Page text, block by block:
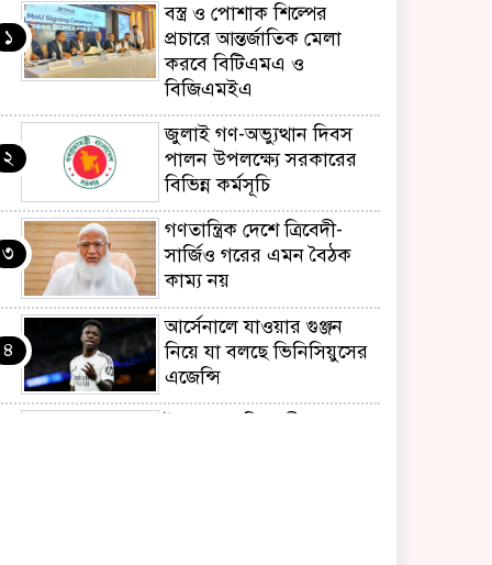
১
বস্ত্র ও পোশাক শিল্পের
প্রচারে আন্তর্জাতিক মেলা
করবে বিটিএমএ ও
বিজিএমইএ
২
জুলাই গণ-অভ্যুত্থান দিবস
পালন উপলক্ষ্যে সরকারের
বিভিন্ন কর্মসূচি
৩
গণতান্ত্রিক দেশে ত্রিবেদী-
সার্জিও গরের এমন বৈঠক
কাম্য নয়
৪
আর্সেনালে যাওয়ার গুঞ্জন
নিয়ে যা বলছে ভিনিসিয়ুসের
এজেন্সি